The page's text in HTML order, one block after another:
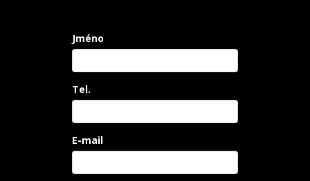
Jméno
Tel.
E-mail